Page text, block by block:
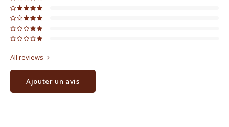
All reviews
Ajouter un avis